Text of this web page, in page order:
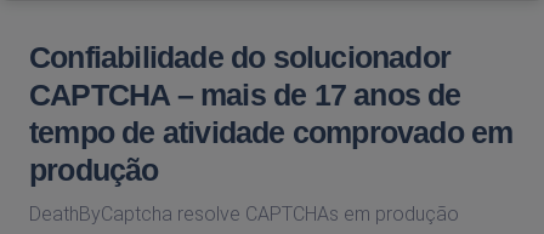
Confiabilidade do solucionador
CAPTCHA – mais de 17 anos de
tempo de atividade comprovado em
produção
DeathByCaptcha resolve CAPTCHAs em produção